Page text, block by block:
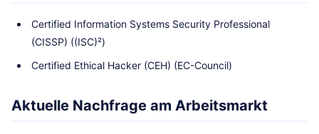
Certified Information Systems Security Professional
(CISSP) ((ISC)²)
Certified Ethical Hacker (CEH) (EC-Council)
Aktuelle Nachfrage am Arbeitsmarkt